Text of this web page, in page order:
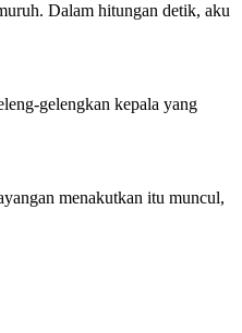
Dalam hitungan detik, aku
gelengkan kepala yang
menakutkan itu muncul,